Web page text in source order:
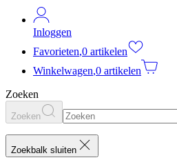
Inloggen
Favorieten,0 artikelen
Winkelwagen,0 artikelen
Zoeken
Zoeken
Zoekbalk sluiten